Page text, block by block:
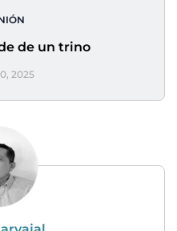
de un trino
2025